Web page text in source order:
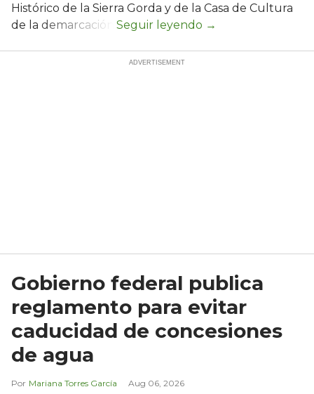
Histórico de la Sierra Gorda y de la Casa de Cultura
de la demarcación.
Gobierno federal publica
reglamento para evitar
caducidad de concesiones
de agua
Mariana Torres García Aug 06, 2026